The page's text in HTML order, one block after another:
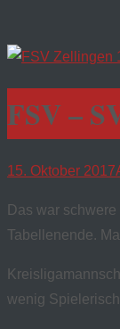
FSV –
15. Oktober 2017
Das war
Tabellenende.
wenig